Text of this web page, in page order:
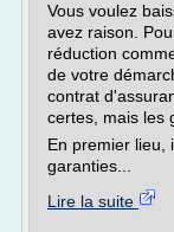
Vous voulez
avez raison.
réduction
de votre
contrat
certes, mais les
En premier lieu,
garanties...
Lire la suite